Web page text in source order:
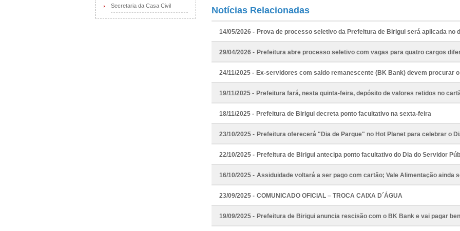
Secretaria da Casa Civil Notícias Relacionadas
14/05/2026 - Prova de processo seletivo da Prefeitura de Birigui será aplicada no
29/04/2026 - Prefeitura abre processo seletivo com vagas para quatro cargos
24/11/2025 - Ex-servidores com saldo remanescente (BK Bank) devem procurar
19/11/2025 - Prefeitura fará, nesta quinta-feira, depósito de valores retidos no
18/11/2025 - Prefeitura de Birigui decreta ponto facultativo na sexta-feira
23/10/2025 - Prefeitura oferecerá "Dia de Parque" no Hot Planet para celebrar o
22/10/2025 - Prefeitura de Birigui antecipa ponto facultativo do Dia do Servidor
16/10/2025 - Assiduidade voltará a ser pago com cartão; Vale Alimentação ainda
23/09/2025 - COMUNICADO OFICIAL – TROCA CAIXA D´ÁGUA
19/09/2025 - Prefeitura de Birigui anuncia rescisão com o BK Bank e vai pagar